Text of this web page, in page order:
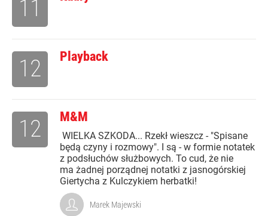
11
Playback
12
M&M
WIELKA SZKODA... Rzekł wieszcz - "Spisane
będą czyny i rozmowy". I są - w formie notatek
z podsłuchów służbowych. To cud, że nie
ma żadnej porządnej notatki z jasnogórskiej
Giertycha z Kulczykiem herbatki!
12
Marek Majewski